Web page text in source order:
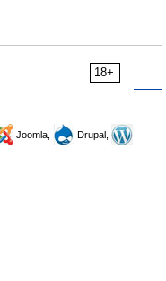
18+
Joomla,
Drupal,